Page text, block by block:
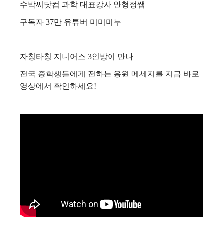
수박씨닷컴 과학 대표강사 안형정쌤
구독자 37만 유튜버 미미미누
자칭타칭 지니어스 3인방이 만나
전국 중학생들에게 전하는 응원 메세지를 지금 바로
영상에서 확인하세요!